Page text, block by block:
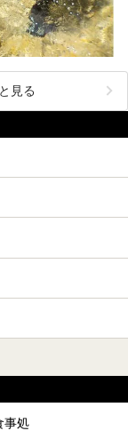
見る
事処